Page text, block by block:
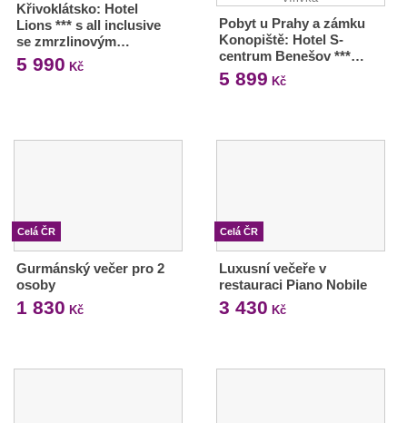
Křivoklátsko: Hotel
Lions *** s all inclusive
se zmrzlinovým…
5 990 Kč
Pobyt u Prahy a zámku
Konopiště: Hotel S-
centrum Benešov ***…
5 899 Kč
Celá ČR
Gurmánský večer pro 2
osoby
1 830 Kč
Celá ČR
Luxusní večeře v
restauraci Piano Nobile
3 430 Kč